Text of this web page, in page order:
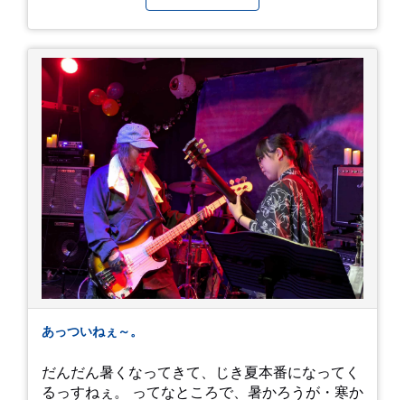
あっついねぇ～。
だんだん暑くなってきて、じき夏本番になってく
るっすねぇ。 ってなところで、暑かろうが・寒か